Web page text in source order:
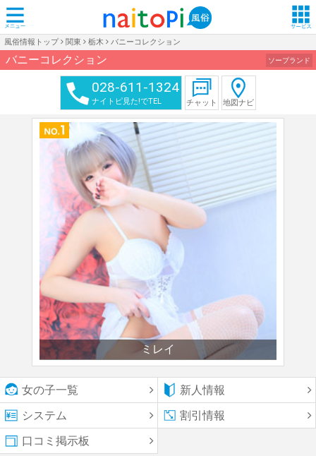
風俗情報トップ 関東 栃木 バニーコレクション
ソープランド
バニーコレクション
028-611-1324
ナイトピ見た!でTEL チャット 地図ナビ
ミレイ
女の子一覧
新人情報
システム
割引情報
口コミ掲示板